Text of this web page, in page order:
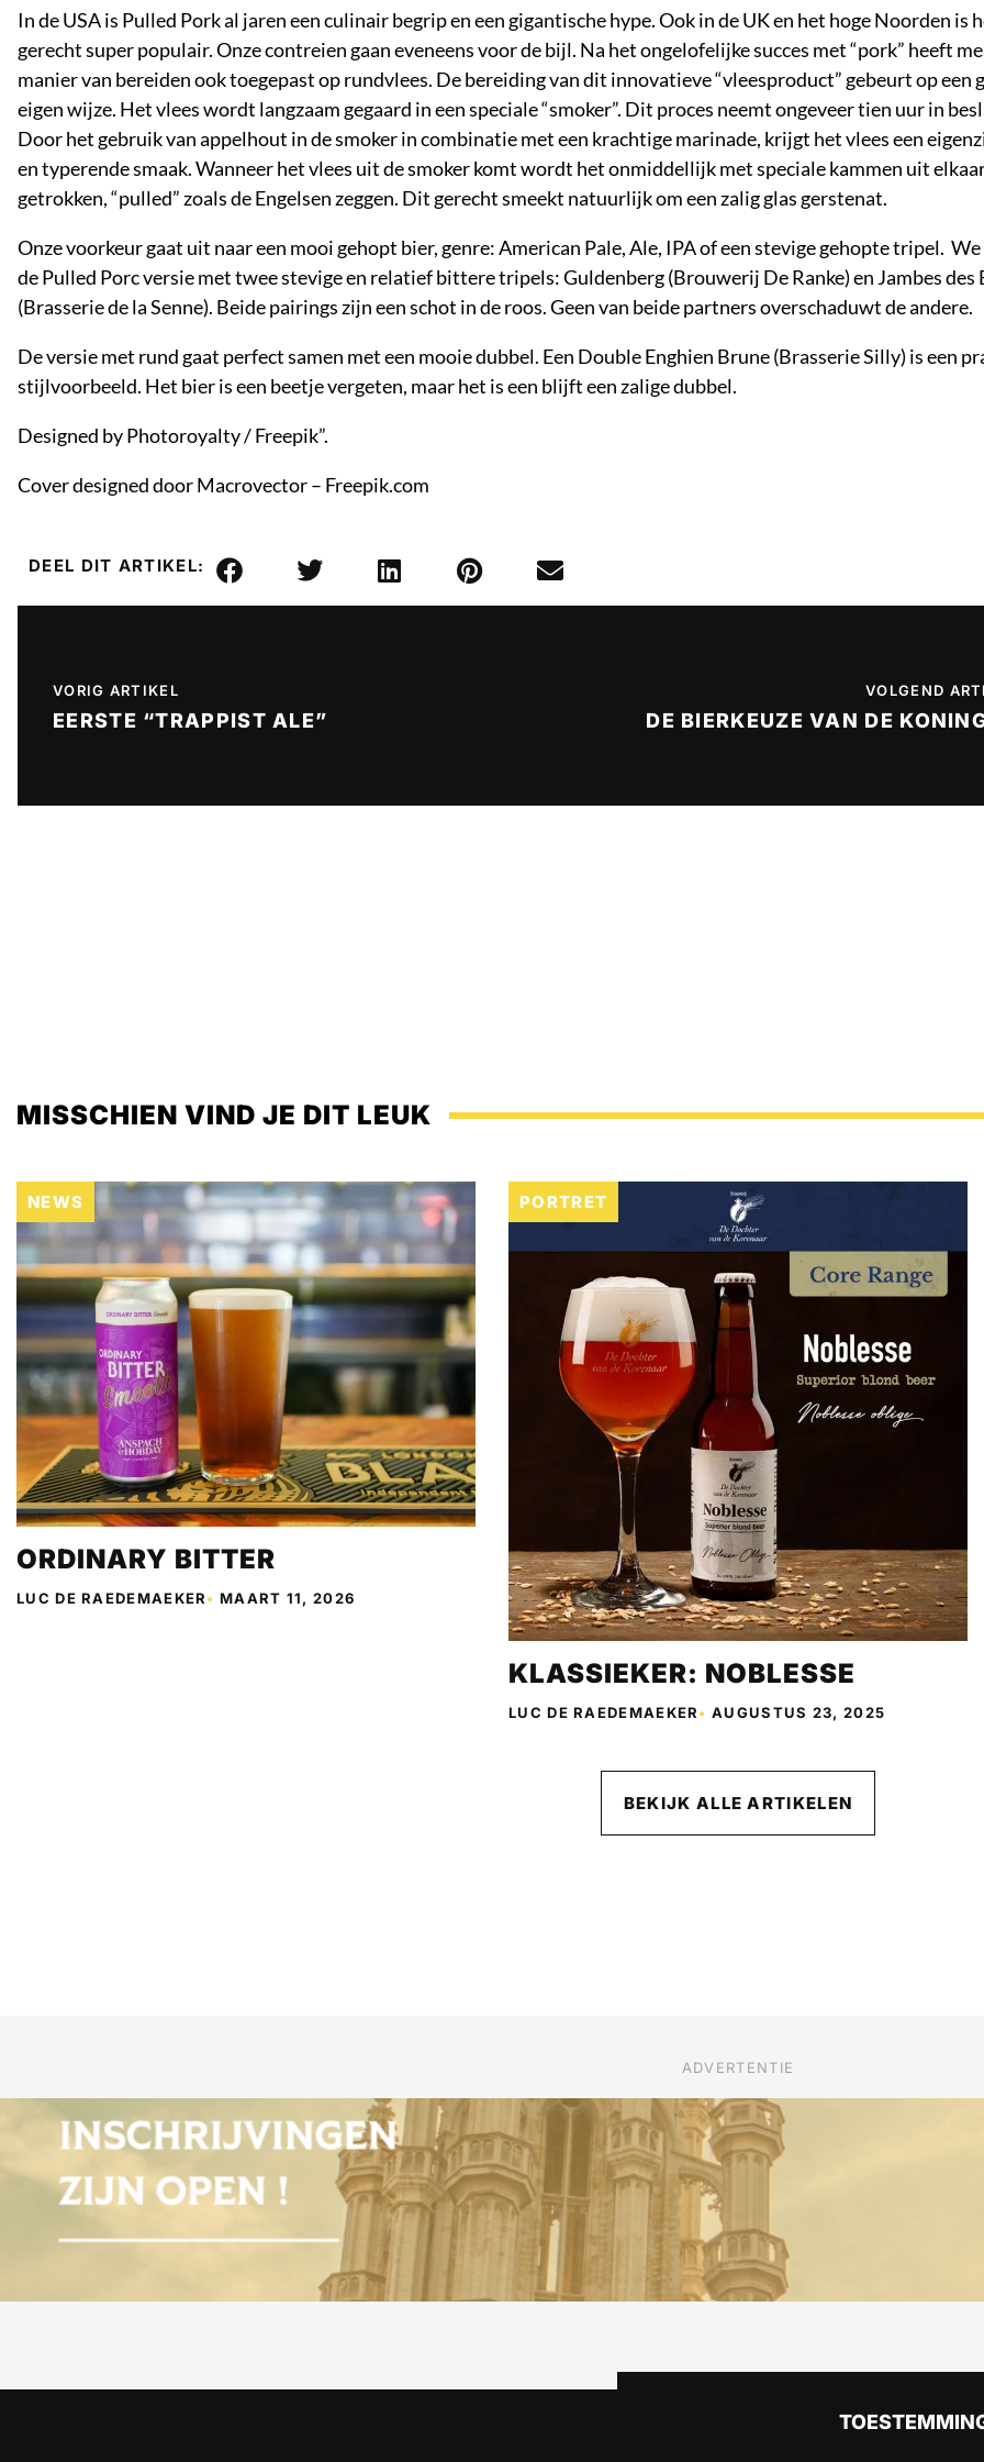
In de USA is Pulled Pork al jaren een culinair begrip en een gigantische hype. Ook in de UK en het hoge Noorden is
gerecht super populair. Onze contreien gaan eveneens voor de bijl. Na het ongelofelijke succes met “pork” heeft
manier van bereiden ook toegepast op rundvlees. De bereiding van dit innovatieve “vleesproduct” gebeurt op een
eigen wijze. Het vlees wordt langzaam gegaard in een speciale “smoker”. Dit proces neemt ongeveer tien uur in
Door het gebruik van appelhout in de smoker in combinatie met een krachtige marinade, krijgt het vlees een
en typerende smaak. Wanneer het vlees uit de smoker komt wordt het onmiddellijk met speciale kammen uit
getrokken, “pulled” zoals de Engelsen zeggen. Dit gerecht smeekt natuurlijk om een zalig glas gerstenat.
Onze voorkeur gaat uit naar een mooi gehopt bier, genre: American Pale, Ale, IPA of een stevige gehopte tripel.
de Pulled Porc versie met twee stevige en relatief bittere tripels: Guldenberg (Brouwerij De Ranke) en Jambes des
(Brasserie de la Senne). Beide pairings zijn een schot in de roos. Geen van beide partners overschaduwt de andere.
De versie met rund gaat perfect samen met een mooie dubbel. Een Double Enghien Brune (Brasserie Silly) is een
stijlvoorbeeld. Het bier is een beetje vergeten, maar het is een blijft een zalige dubbel.
Designed by Photoroyalty / Freepik”.
Cover designed door Macrovector – Freepik.com
DEEL DIT ARTIKEL:
VORIG ARTIKEL
EERSTE “TRAPPIST ALE”
VOLGEND
DE BIERKEUZE VAN DE
MISSCHIEN VIND JE DIT LEUK
NEWS
ORDINARY BITTER
LUC DE RAEDEMAEKER•MAART 11, 2026
PORTRET
KLASSIEKER: NOBLESSE
LUC DE RAEDEMAEKER•AUGUSTUS 23, 2025
BEKIJK ALLE ARTIKELEN
ADVERTENTIE